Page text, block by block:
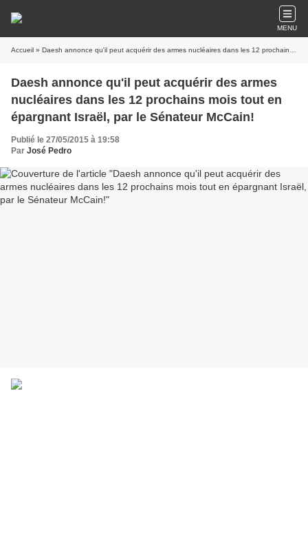
MENU
Accueil » Daesh annonce qu'il peut acquérir des armes nucléaires dans les 12 prochains mois tout en épargnant Israël, par le Sénateur McCain!
Daesh annonce qu'il peut acquérir des armes
nucléaires dans les 12 prochains mois tout en
épargnant Israël, par le Sénateur McCain!
Publié le 27/05/2015 à 19:58
Par José Pedro